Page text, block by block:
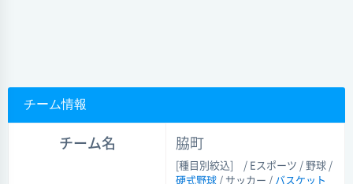
チーム情報
チーム名 脇町
[種目別絞込]
/ Eスポーツ / 野球 /
硬式野球 / サッカー / バスケット